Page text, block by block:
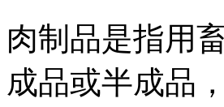
肉制品是指用
成品或半成品